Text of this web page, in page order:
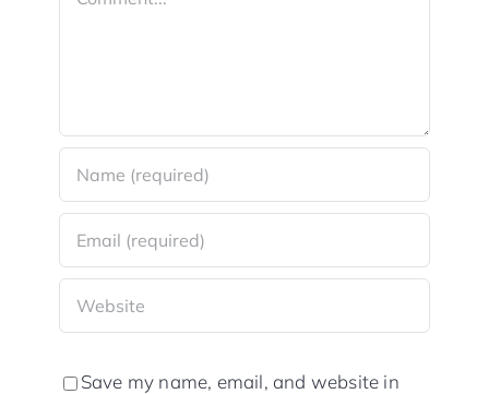
Save my name, email, and website in